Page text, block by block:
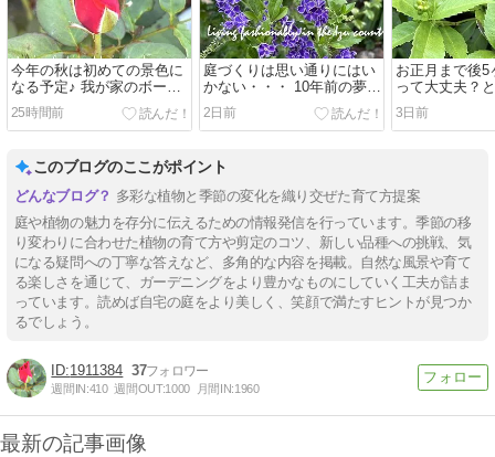
今年の秋は初めての景色に
なる予定♪ 我が家のボーダ
ーガーデン
25時間前
庭づくりは思い通りにはい
かない・・・ 10年前の夢と
10年後の現実
2日前
お正月まで後5
って大丈夫？
なります
3日前
このブログのここがポイント
多彩な植物と季節の変化を織り交ぜた育て方提案
庭や植物の魅力を存分に伝えるための情報発信を行っています。季節の移
り変わりに合わせた植物の育て方や剪定のコツ、新しい品種への挑戦、気
になる疑問への丁寧な答えなど、多角的な内容を掲載。自然な風景や育て
る楽しさを通じて、ガーデニングをより豊かなものにしていく工夫が詰ま
っています。読めば自宅の庭をより美しく、笑顔で満たすヒントが見つか
るでしょう。
1911384 37
週間IN:410 週間OUT:1000 月間IN:1960
最新の記事画像